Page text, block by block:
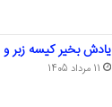
یادش بخیر کیسه‌
11 مرداد 1405